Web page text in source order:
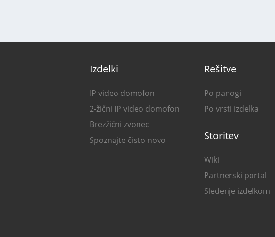
Izdelki
IP video domofon
2-žični IP video domofon
Brezžični zvonec
Spoznajte čisto novo
Rešitve
Po panogi
Po vrsti izdelka
Storitev
Wiki
Partnerski portal
Sledenje izdelkom